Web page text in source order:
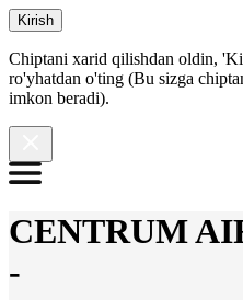
Kirish
Chiptani xarid qilishdan oldin,
ro'yhatdan o'ting (Bu sizga
imkon beradi).
CENTRUM
-